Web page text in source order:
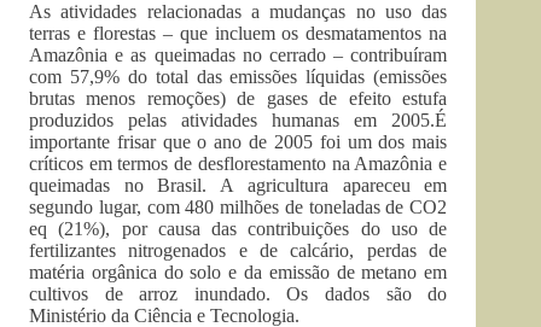
As atividades relacionadas a mudanças no uso das
terras e florestas – que incluem os desmatamentos na
Amazônia e as queimadas no cerrado – contribuíram
com 57,9% do total das emissões líquidas (emissões
brutas menos remoções) de gases de efeito estufa
produzidos pelas atividades humanas em 2005.É
importante frisar que o ano de 2005 foi um dos mais
críticos em termos de desflorestamento na Amazônia e
queimadas no Brasil. A agricultura apareceu em
segundo lugar, com 480 milhões de toneladas de CO2
eq (21%), por causa das contribuições do uso de
fertilizantes nitrogenados e de calcário, perdas de
matéria orgânica do solo e da emissão de metano em
cultivos de arroz inundado. Os dados são do
Ministério da Ciência e Tecnologia.